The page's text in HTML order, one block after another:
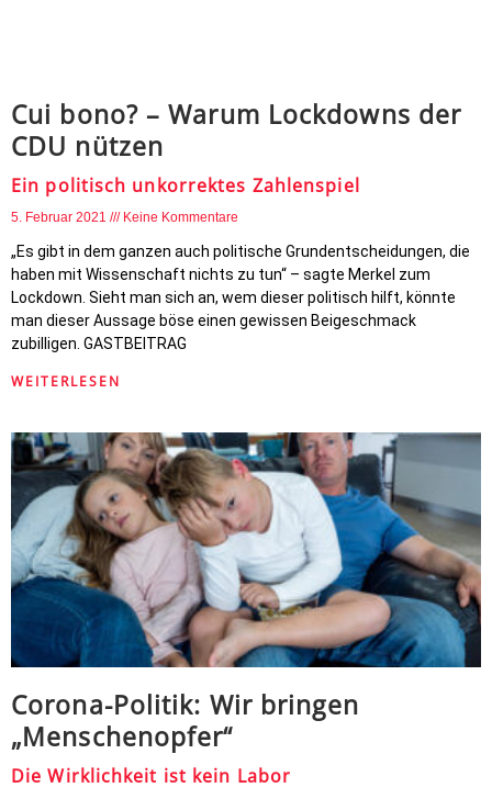
Cui bono? – Warum Lockdowns der
CDU nützen
Ein politisch unkorrektes Zahlenspiel
5. Februar 2021 Keine Kommentare
„Es gibt in dem ganzen auch politische Grundentscheidungen, die
haben mit Wissenschaft nichts zu tun“ – sagte Merkel zum
Lockdown. Sieht man sich an, wem dieser politisch hilft, könnte
man dieser Aussage böse einen gewissen Beigeschmack
zubilligen. GASTBEITRAG
WEITERLESEN
Corona-Politik: Wir bringen
„Menschenopfer“
Die Wirklichkeit ist kein Labor